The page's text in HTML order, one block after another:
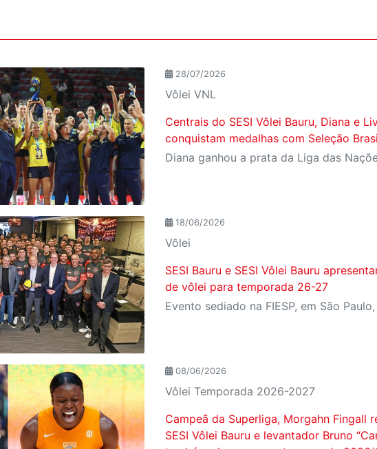
28/07/2026
Vôlei VNL
Centrais do SESI Vôlei Bauru, Diana e
conquistam medalhas com Seleção
18/06/2026
Vôlei
SESI Bauru e SESI Vôlei Bauru
de vôlei para temporada 26-27
08/06/2026
Vôlei Temporada 2026-2027
Campeã da Superliga, Morgahn Fingall
SESI Vôlei Bauru e levantador Bruno